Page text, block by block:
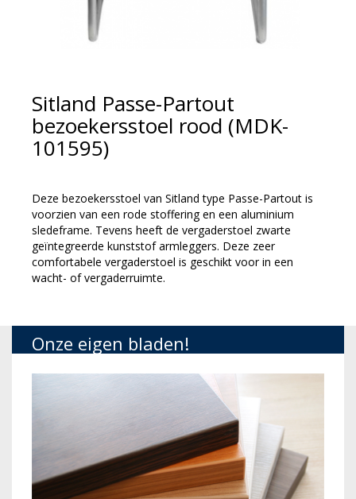
Sitland Passe-Partout
bezoekersstoel rood (MDK-
101595)
Deze bezoekersstoel van Sitland type Passe-Partout is
voorzien van een rode stoffering en een aluminium
sledeframe. Tevens heeft de vergaderstoel zwarte
geïntegreerde kunststof armleggers. Deze zeer
comfortabele vergaderstoel is geschikt voor in een
wacht- of vergaderruimte.
Onze eigen bladen!